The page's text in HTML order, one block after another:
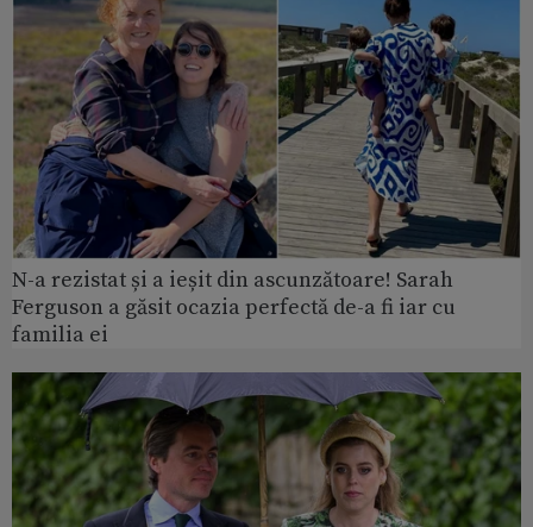
N-a rezistat și a ieșit din ascunzătoare! Sarah
Ferguson a găsit ocazia perfectă de-a fi iar cu
familia ei